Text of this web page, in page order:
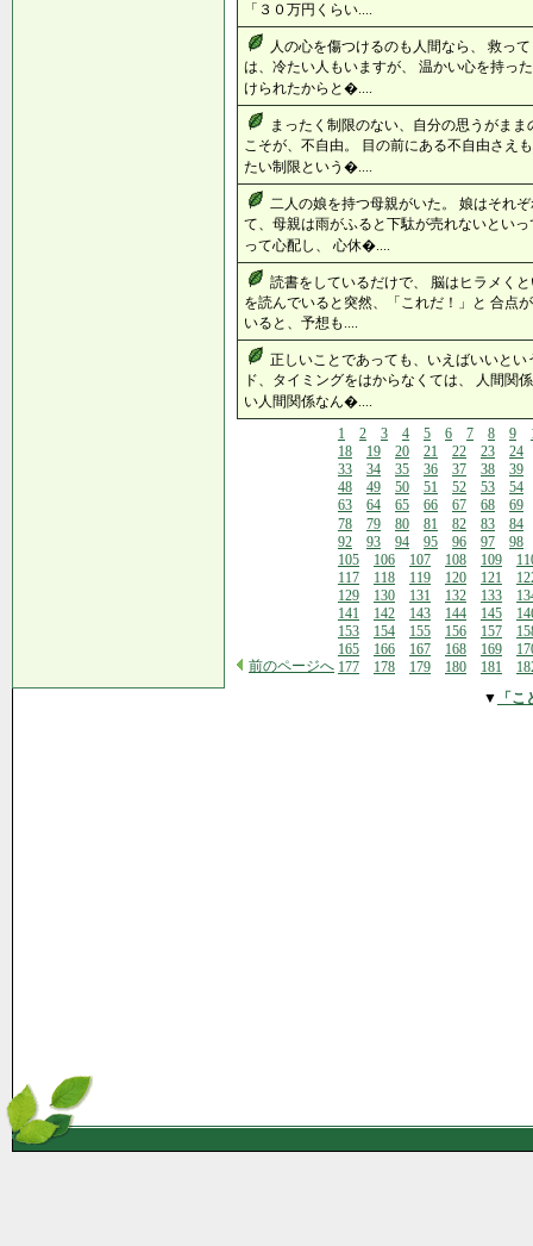
「３０万円くらい....
人の心を傷つけるのも人間なら、 救っ
は、冷たい人もいますが、 温かい心を持っ
けられたからと�....
まったく制限のない、自分の思うがま
こそが、不自由。 目の前にある不自由さえ
たい制限という�....
二人の娘を持つ母親がいた。 娘はそれ
て、母親は雨がふると下駄が売れないとい
って心配し、 心休�....
読書をしているだけで、 脳はヒラメく
を読んでいると突然、「これだ！」と 合点
いると、予想も....
正しいことであっても、いえばいいと
ド、タイミングをはからなくては、 人間関
い人間関係なん�....
前のページへ
1 2 3 4 5 6 7 8 9
18
19 20 21 22 23
24
33
34 35 36 37 38
39
48
49 50 51 52 53
54
63
64 65 66 67 68
69
78
79 80 81 82 83
84
92
93 94 95 96 97
98
105
106 107 108 109
117
118 119 120 121
129
130 131 132 133
141
142 143 144 145
153
154 155 156 157
165
166 167 168 169
177
178 179 180 181
▼
「